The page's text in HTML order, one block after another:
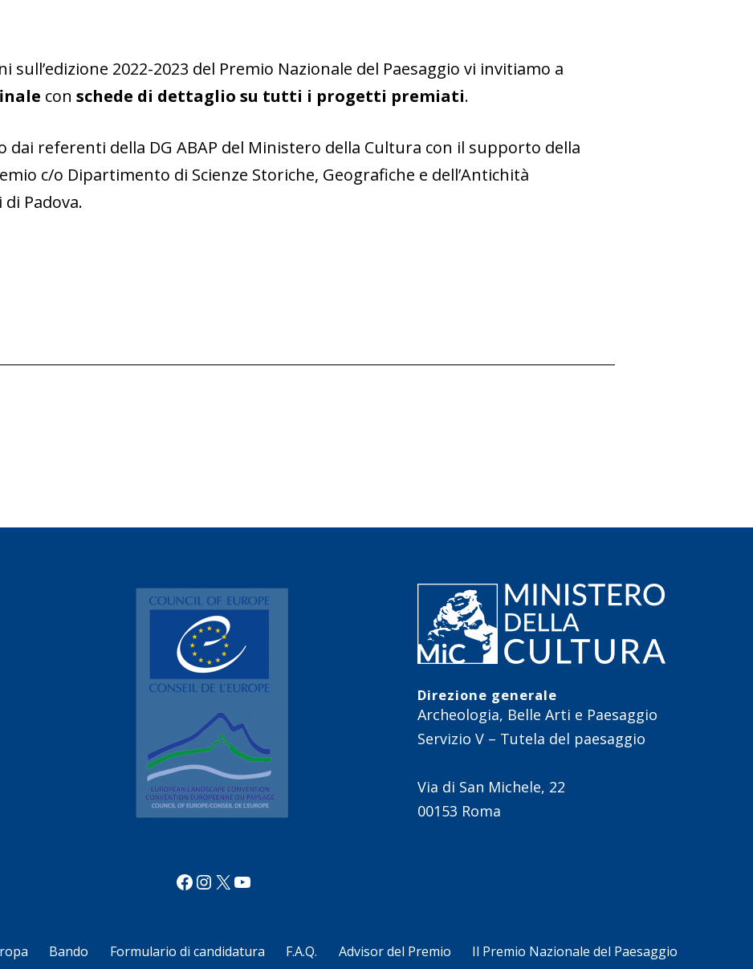
2022-2023 del Premio Nazionale del Paesaggio vi invitiamo a
con schede di dettaglio su tutti i progetti premiati.
dai referenti della DG ABAP del Ministero della Cultura con il supporto della
c/o Dipartimento di Scienze Storiche, Geografiche e dell’Antichità
Padova.
Direzione generale
Archeologia, Belle Arti e Paesaggio
Servizio V – Tutela del paesaggio
Via di San Michele, 22
00153 Roma
Facebook
Instagram
X YouTube
Bando Formulario di candidatura F.A.Q. Advisor del Premio Il Premio Nazionale del Paesaggio